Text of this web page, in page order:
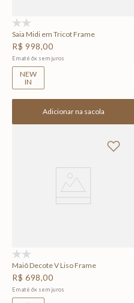
Saia Midi em Tricot Frame
R$ 998,00
Em até6x sem juros
NEW
IN
Adicionar na sacola
Maiô Decote V Liso Frame
R$ 698,00
Em até6x sem juros